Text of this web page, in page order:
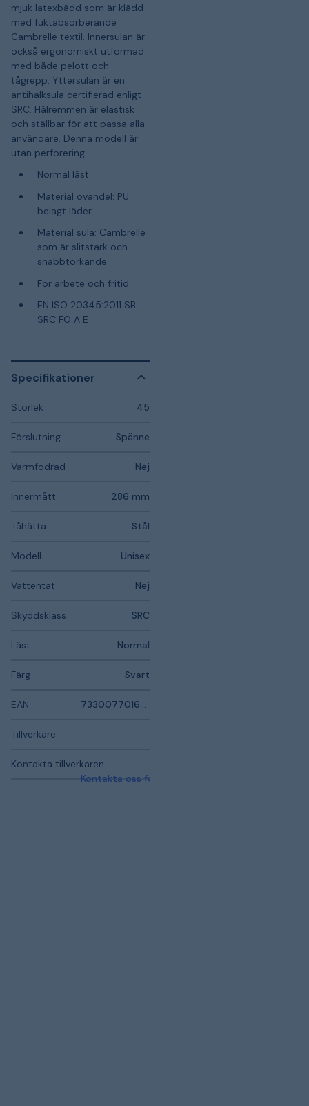
mjuk latexbädd som är klädd
med fuktabsorberande
Cambrelle textil. Innersulan är
också ergonomiskt utformad
med både pelott och
tågrepp. Yttersulan är en
antihalksula certifierad enligt
SRC. Hälremmen är elastisk
och ställbar för att passa alla
användare. Denna modell är
utan perforering.
Normal läst
Material ovandel: PU
belagt läder
Material sula: Cambrelle
som är slitstark och
snabbtorkande
För arbete och fritid
EN ISO 20345:2011 SB
SRC FO A E
Specifikationer
Storlek 45
Förslutning Spänne
Varmfodrad Nej
Innermått 286 mm
Tåhätta Stål
Modell Unisex
Vattentät Nej
Skyddsklass SRC
Läst Normal
Färg Svart
EAN 7330077016332
Tillverkare
Kontakta tillverkaren
Kontakta oss för mer information